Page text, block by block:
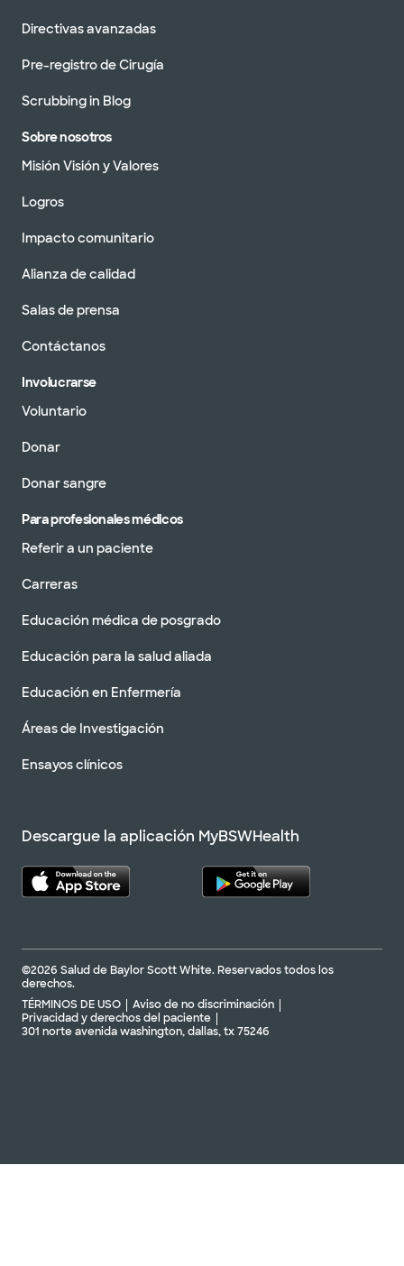
Directivas avanzadas
Pre-registro de Cirugía
Scrubbing in Blog
Sobre nosotros
Misión Visión y Valores
Logros
Impacto comunitario
Alianza de calidad
Salas de prensa
Contáctanos
Involucrarse
Voluntario
Donar
Donar sangre
Para profesionales médicos
Referir a un paciente
Carreras
Educación médica de posgrado
Educación para la salud aliada
Educación en Enfermería
Áreas de Investigación
Ensayos clínicos
Descargue la aplicación MyBSWHealth
©2026 Salud de Baylor Scott White. Reservados todos los
derechos.
TÉRMINOS DE USO
Aviso de no discriminación
Privacidad y derechos del paciente
301 norte avenida washington, dallas, tx 75246